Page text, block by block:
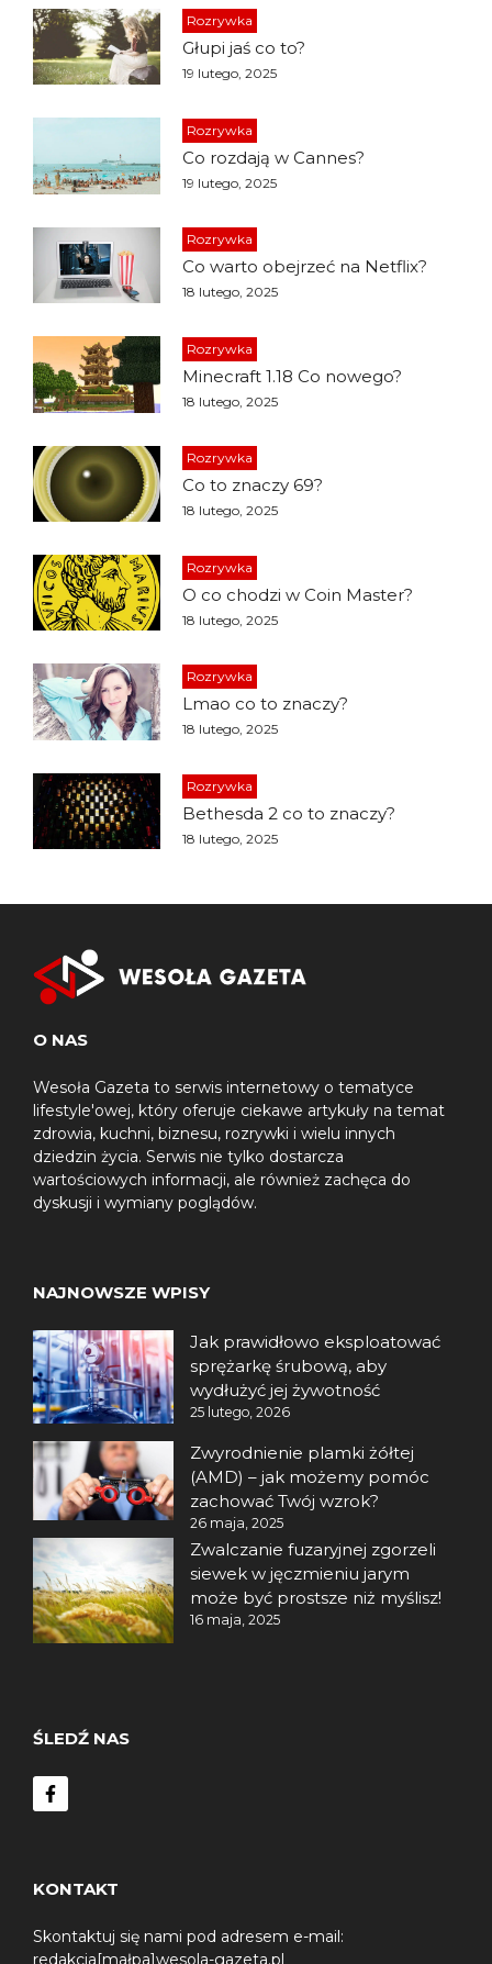
Rozrywka
Głupi jaś co to?
19 lutego, 2025
Rozrywka
Co rozdają w Cannes?
19 lutego, 2025
Rozrywka
Co warto obejrzeć na Netflix?
18 lutego, 2025
Rozrywka
Minecraft 1.18 Co nowego?
18 lutego, 2025
Rozrywka
Co to znaczy 69?
18 lutego, 2025
Rozrywka
O co chodzi w Coin Master?
18 lutego, 2025
Rozrywka
Lmao co to znaczy?
18 lutego, 2025
Rozrywka
Bethesda 2 co to znaczy?
18 lutego, 2025
O NAS
Wesoła Gazeta to serwis internetowy o tematyce
lifestyle'owej, który oferuje ciekawe artykuły na temat
zdrowia, kuchni, biznesu, rozrywki i wielu innych
dziedzin życia. Serwis nie tylko dostarcza
wartościowych informacji, ale również zachęca do
dyskusji i wymiany poglądów.
NAJNOWSZE WPISY
Jak prawidłowo eksploatować
sprężarkę śrubową, aby
wydłużyć jej żywotność
25 lutego, 2026
Zwyrodnienie plamki żółtej
(AMD) – jak możemy pomóc
zachować Twój wzrok?
26 maja, 2025
Zwalczanie fuzaryjnej zgorzeli
siewek w jęczmieniu jarym
może być prostsze niż myślisz!
16 maja, 2025
ŚLEDŹ NAS
KONTAKT
Skontaktuj się nami pod adresem e-mail:
redakcja[małpa]wesola-gazeta.pl